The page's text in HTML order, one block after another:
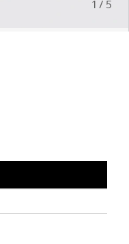
1 / 5